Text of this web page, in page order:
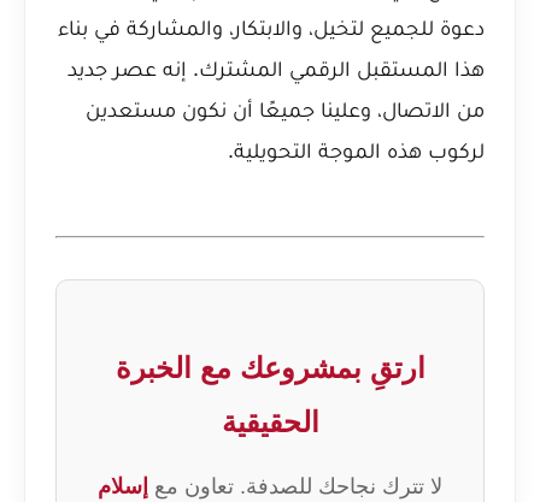
دعوة للجميع لتخيل، والابتكار، والمشاركة في بناء
هذا المستقبل الرقمي المشترك. إنه عصر جديد
من الاتصال، وعلينا جميعًا أن نكون مستعدين
لركوب هذه الموجة التحويلية.
ارتقِ بمشروعك مع الخبرة
الحقيقية
لا تترك نجاحك للصدفة. تعاون مع إسلام